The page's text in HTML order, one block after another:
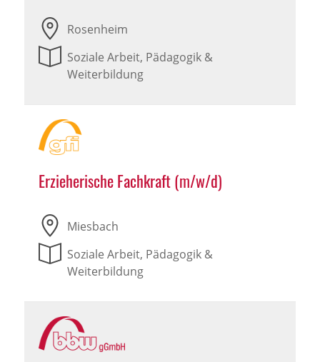
Rosenheim
Soziale Arbeit, Pädagogik &
Weiterbildung
Erzieherische Fachkraft (m/w/d)
Miesbach
Soziale Arbeit, Pädagogik &
Weiterbildung